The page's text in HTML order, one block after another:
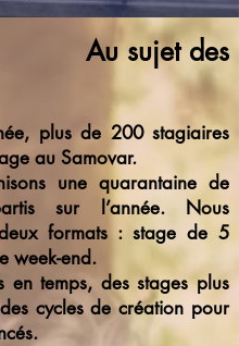
des
plus de 200 stagiaires
au Samovar.
une quarantaine de
sur l’année. Nous
formats : stage de 5
week-end.
en temps, des stages plus
cycles de création pour